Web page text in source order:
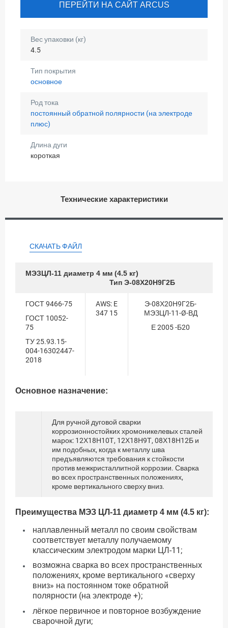
ПЕРЕЙТИ НА САЙТ ARCUS
Вес упаковки (кг)
4.5
Тип покрытия
основное
Род тока
постоянный обратной полярности (на электроде
плюс)
Длина дуги
короткая
Технические характеристики
СКАЧАТЬ ФАЙЛ
МЭЗЦЛ-11 диаметр 4 мм (4.5 кг)
Тип Э-08Х20Н9Г2Б
ГОСТ 9466-75
ГОСТ 10052-
75
ТУ 25.93.15-
004-16302447-
2018
AWS: E
347 15
Э-08Х20Н9Г2Б-
МЭЗЦЛ-11-Ø-ВД
Е 2005 -Б20
Основное назначение:
Для ручной дуговой сварки
коррозионностойких хромоникелевых сталей
марок: 12Х18Н10Т, 12Х18Н9Т, 08Х18Н12Б и
им подобных, когда к металлу шва
предъявляются требования к стойкости
против межкристаллитной коррозии. Сварка
во всех пространственных положениях,
кроме вертикального сверху вниз.
Преимущества МЭЗ ЦЛ-11 диаметр 4 мм (4.5 кг):
наплавленный металл по своим свойствам
соответствует металлу получаемому
классическим электродом марки ЦЛ-11;
возможна сварка во всех пространственных
положениях, кроме вертикального «сверху
вниз» на постоянном токе обратной
полярности (на электроде +);
лёгкое первичное и повторное возбуждение
сварочной дуги;